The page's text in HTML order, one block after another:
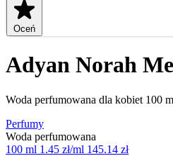
Oceń
Adyan Norah
Woda perfumowana dla kobiet 100
Perfumy
Woda perfumowana
100 ml 1.45 zł/ml 145.14 zł